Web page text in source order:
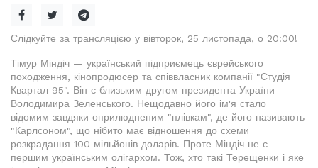
Слідкуйте за трансляцією у вівторок, 25 листопада, о 20:00!
Тімур Міндіч — український підприємець єврейського
походження, кінопродюсер та співвласник компанії "Студія
Квартал 95". Він є близьким другом президента України
Володимира Зеленського. Нещодавно його ім'я стало
відомим завдяки оприлюдненим "плівкам", де його називають
"Карлсоном", що нібито має відношення до схеми
розкрадання 100 мільйонів доларів. Проте Міндіч не є
першим українським олігархом. Тож, хто такі Терещенки і яке